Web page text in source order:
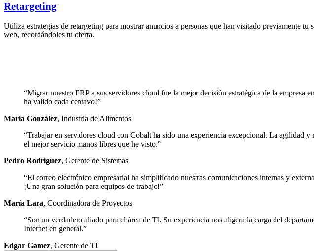
Retargeting
Utiliza estrategias de retargeting para mostrar anuncios a personas que han visitado previamente tu
web, recordándoles tu oferta.
“Migrar nuestro ERP a sus servidores cloud fue la mejor decisión estratégica de la empresa
ha valido cada centavo!”
María González, Industria de Alimentos
“Trabajar en servidores cloud con Cobalt ha sido una experiencia excepcional. La agilidad
el mejor servicio manos libres que he visto.”
Pedro Rodriguez, Gerente de Sistemas
“El correo electrónico empresarial ha simplificado nuestras comunicaciones internas y
¡Una gran solución para equipos de trabajo!”
María Lara, Coordinadora de Proyectos
“Son un verdadero aliado para el área de TI. Su experiencia nos aligera la carga del
Internet en general.”
Edgar Gamez, Gerente de TI